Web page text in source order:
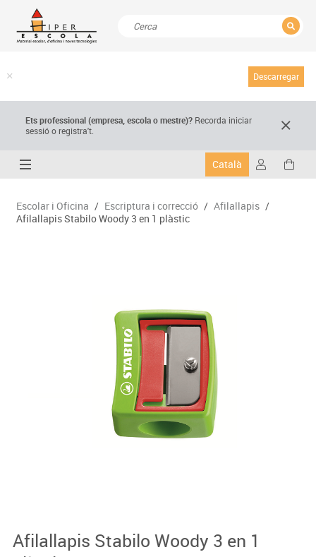
Descarregar
Ets professional (empresa,escola o mestre)? Recorda iniciar
sessió o registra't.
Català
Escolar i Oficina / Escriptura i correcció / Afilallapis /
Afilallapis Stabilo Woody 3 en 1 plàstic
Afilallapis Stabilo Woody 3 en 1